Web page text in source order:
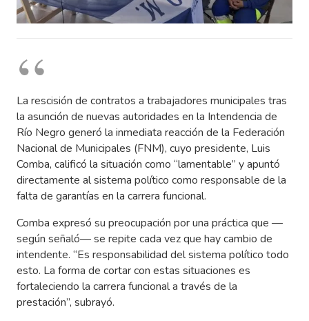
La rescisión de contratos a trabajadores municipales tras
la asunción de nuevas autoridades en la Intendencia de
Río Negro generó la inmediata reacción de la Federación
Nacional de Municipales (FNM), cuyo presidente, Luis
Comba, calificó la situación como “lamentable” y apuntó
directamente al sistema político como responsable de la
falta de garantías en la carrera funcional.
Comba expresó su preocupación por una práctica que —
según señaló— se repite cada vez que hay cambio de
intendente. “Es responsabilidad del sistema político todo
esto. La forma de cortar con estas situaciones es
fortaleciendo la carrera funcional a través de la
prestación”, subrayó.